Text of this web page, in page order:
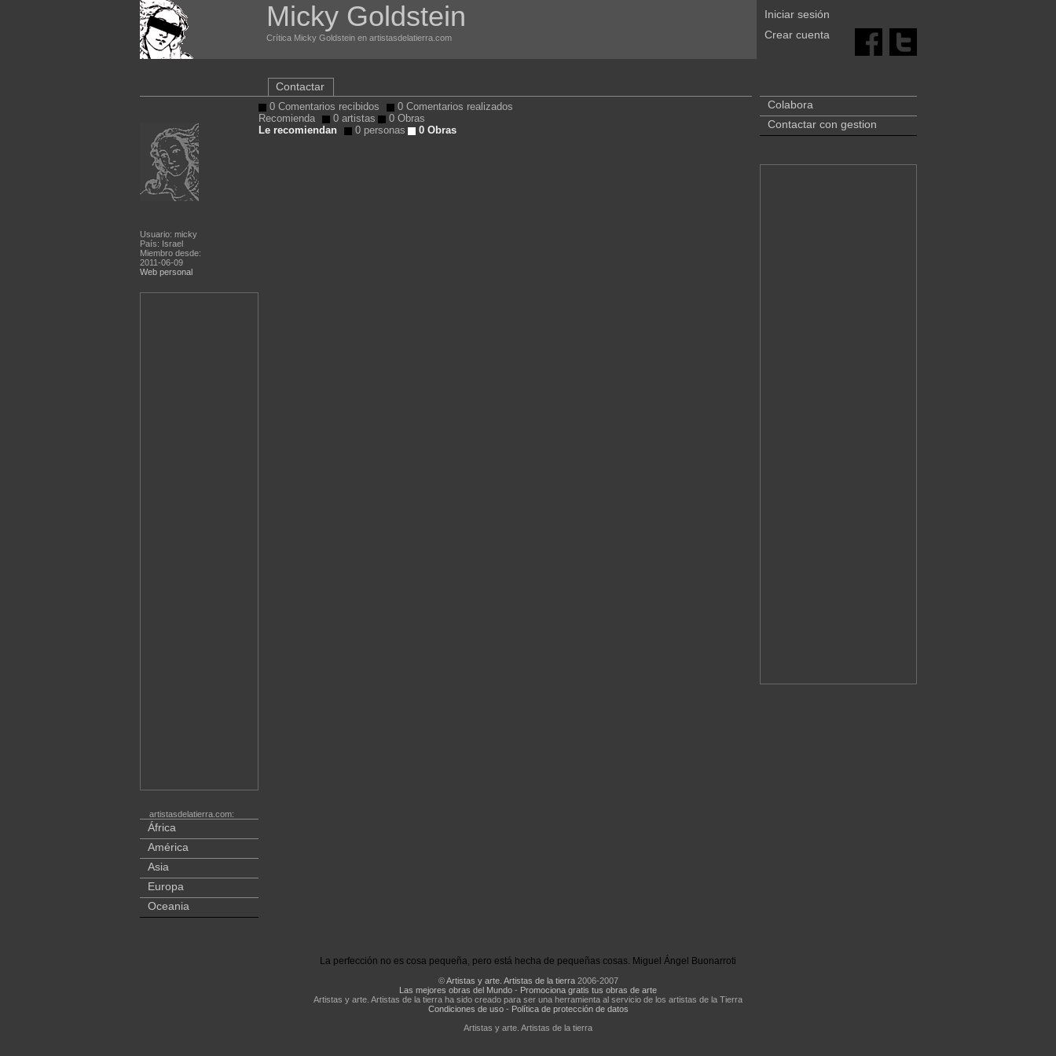
Micky Goldstein
Crítica Micky Goldstein en artistasdelatierra.com
Iniciar sesión
Crear cuenta
Usuario: micky
País: Israel
Miembro desde:
2011-06-09
Web personal
artistasdelatierra.com:
África
América
Asia
Europa
Oceania
Contactar
0 Comentarios recibidos
0 Comentarios realizados
Recomienda
0 artistas
0 Obras
Le recomiendan
0 personas 0 Obras
Colabora
Contactar con gestion
La perfección no es cosa pequeña, pero está hecha de pequeñas cosas. Miguel Ángel Buonarroti
©Artistas y arte. Artistas de la tierra2006-2007
Las mejores obras del Mundo - Promociona gratis tus obras de arte
Artistas y arte. Artistas de la tierra ha sido creado para ser una herramienta al servicio de los artistas de la Tierra
Condiciones de uso- Política de protección de datos
Artistas y arte. Artistas de la tierra